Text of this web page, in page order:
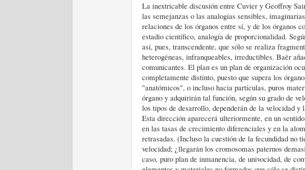
La inextricable discusión entre Cuvier y Geoffroy
las semejanzas o las analogías sensibles,
relaciones de los órganos entre sí, y de los órganos
estadio científico, analogía de proporcionalidad.
así, pues, transcendente, que sólo se realiza
heterogéneas, infranqueables, irreductibles. Baër
comunicantes. El plan es un plan de organización
completamente distinto, puesto que supera los
"anatómicos", o incluso hacia partículas, puros
órgano y adquirirán tal función, según su grado de
los tipos de desarrollo, dependerán de la velocidad
Esta dirección aparecerá ulteriormente, en un
en las tasas de crecimiento diferenciales y en la
retrasadas. (Incluso la cuestión de la fecundidad no
velocidad; ¿llegarán los cromosomas paternos
caso, puro plan de inmanencia, de univocidad, de